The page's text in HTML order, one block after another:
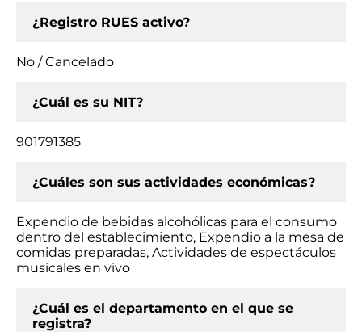
¿Registro RUES activo?
No / Cancelado
¿Cuál es su NIT?
901791385
¿Cuáles son sus actividades económicas?
Expendio de bebidas alcohólicas para el consumo
dentro del establecimiento, Expendio a la mesa de
comidas preparadas, Actividades de espectáculos
musicales en vivo
¿Cuál es el departamento en el que se
registra?